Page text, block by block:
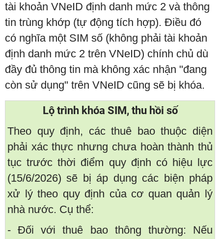
tài khoản VNeID định danh mức 2 và thông
tin trùng khớp (tự động tích hợp). Điều đó
có nghĩa một SIM số (không phải tài khoản
định danh mức 2 trên VNeID) chính chủ dù
đầy đủ thông tin mà không xác nhận "đang
còn sử dụng" trên VNeID cũng sẽ bị khóa.
Lộ trình khóa SIM, thu hồi số
Theo quy định, các thuê bao thuộc diện
phải xác thực nhưng chưa hoàn thành thủ
tục trước thời điểm quy định có hiệu lực
(15/6/2026) sẽ bị áp dụng các biện pháp
xử lý theo quy định của cơ quan quản lý
nhà nước. Cụ thể:
- Đối với thuê bao thông thường: Nếu